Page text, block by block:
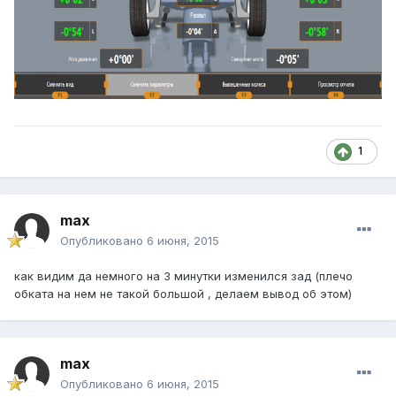
1
max
Опубликовано 6 июня, 2015
как видим да немного на 3 минутки изменился зад (плечо
обката на нем не такой большой , делаем вывод об этом)
max
Опубликовано 6 июня, 2015